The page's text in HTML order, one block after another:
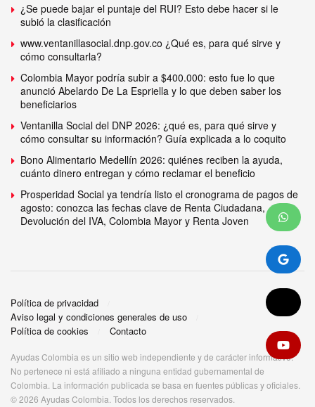
¿Se puede bajar el puntaje del RUI? Esto debe hacer si le
subió la clasificación
www.ventanillasocial.dnp.gov.co ¿Qué es, para qué sirve y
cómo consultarla?
Colombia Mayor podría subir a $400.000: esto fue lo que
anunció Abelardo De La Espriella y lo que deben saber los
beneficiarios
Ventanilla Social del DNP 2026: ¿qué es, para qué sirve y
cómo consultar su información? Guía explicada a lo coquito
Bono Alimentario Medellín 2026: quiénes reciben la ayuda,
cuánto dinero entregan y cómo reclamar el beneficio
Prosperidad Social ya tendría listo el cronograma de pagos de
agosto: conozca las fechas clave de Renta Ciudadana,
Devolución del IVA, Colombia Mayor y Renta Joven
Política de privacidad
Aviso legal y condiciones generales de uso
Política de cookies
Contacto
Ayudas Colombia es un sitio web independiente y de carácter informativo.
No pertenece ni está afiliado a ninguna entidad gubernamental de
Colombia. La información publicada se basa en fuentes públicas y oficiales.
© 2026 Ayudas Colombia. Todos los derechos reservados.